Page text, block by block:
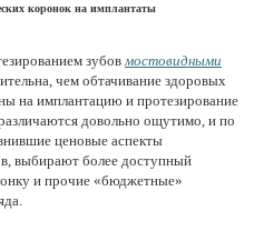
коронок на имплантаты
зубов мостовидными
чем обтачивание здоровых
на имплантацию и протезирование
довольно ощутимо, и по
ценовые аспекты
выбирают более доступный
и прочие «бюджетные»